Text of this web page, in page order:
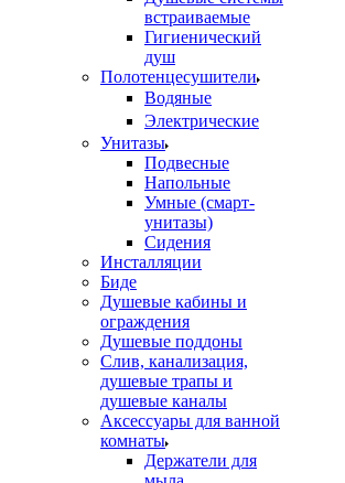
встраиваемые
Гигиенический
душ
Полотенцесушители
ㅤВодяные
ㅤЭлектрические
Унитазы
Подвесные
Напольные
Умные (смарт-
унитазы)
Сидения
Инсталляции
Биде
Душевые кабины и
ограждения
Душевые поддоны
Слив, канализация,
душевые трапы и
душевые каналы
Аксессуары для ванной
комнаты
Держатели для